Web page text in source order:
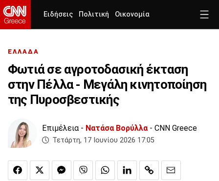
Ειδήσεις Πολιτική Οικονομία
ΕΛΛΑΔΑ
Φωτιά σε αγροτοδασική έκταση
στην Πέλλα - Μεγάλη κινητοποίηση
της Πυροσβεστικής
Επιμέλεια - Νατάσα Βορύλλα- CNN Greece
Τετάρτη, 17 Ιουνίου 2026 17:05